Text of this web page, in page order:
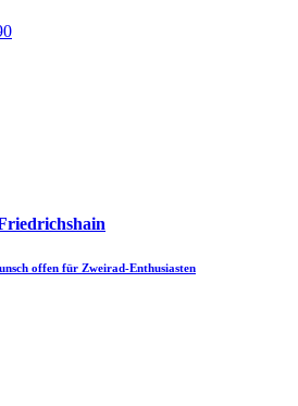
offen für Zweirad-Enthusiasten